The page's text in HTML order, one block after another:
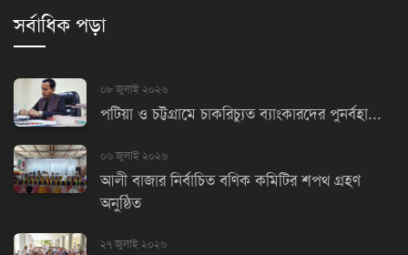
সর্বাধিক পড়া
০৮ জুলাই ২০২৬
পটিয়া ও চট্টগ্রামে চাকরিচ্যুত ব্যাংকারদের পুনর্বহা...
০৬ জুলাই ২০২৬
আলী বাজার নির্বাচিত বণিক কমিটির শপথ গ্রহণ
অনুষ্ঠিত
২৭ জুলাই ২০২৬